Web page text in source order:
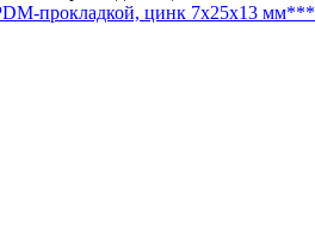
прокладкой, цинк 7х25х13 мм***